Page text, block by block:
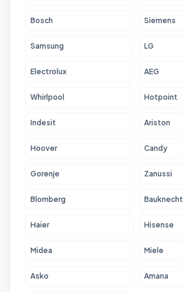
Bosch Siemens
Samsung LG
Electrolux AEG
Whirlpool Hotpoint
Indesit Ariston
Hoover Candy
Gorenje Zanussi
Blomberg Bauknecht
Haier Hisense
Midea Miele
Asko Amana